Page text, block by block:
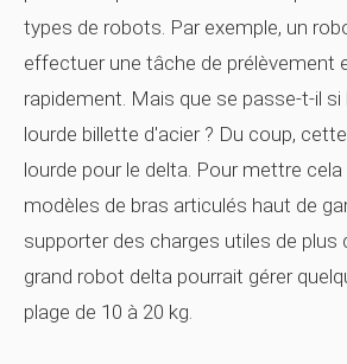
types de robots. Par exemple, un
effectuer une tâche de prélèvement
rapidement. Mais que se passe-t-il si
lourde billette d'acier ? Du coup,
lourde pour le delta. Pour mettre
modèles de bras articulés haut de
supporter des charges utiles de plus
grand robot delta pourrait gérer
plage de 10 à 20 kg.